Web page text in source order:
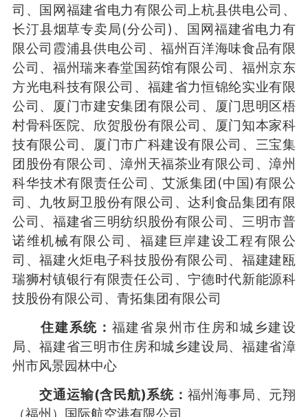
司、国网福建省电力有限公司上杭县供电公司、
长汀县烟草专卖局(分公司)、国网福建省电力有
限公司霞浦县供电公司、福州百洋海味食品有限
公司、福州瑞来春堂国药馆有限公司、福州京东
方光电科技有限公司、福建省力恒锦纶实业有限
公司、厦门市建安集团有限公司、厦门思明区梧
村骨科医院、欣贺股份有限公司、厦门知本家科
技有限公司、厦门市广科建设有限公司、三宝集
团股份有限公司、漳州天福茶业有限公司、漳州
科华技术有限责任公司、艾派集团(中国)有限公
司、九牧厨卫股份有限公司、达利食品集团有限
公司、福建省三明纺织股份有限公司、三明市普
诺维机械有限公司、福建巨岸建设工程有限公
司、福建火炬电子科技股份有限公司、福建建瓯
瑞狮村镇银行有限责任公司、宁德时代新能源科
技股份有限公司、青拓集团有限公司
住建系统： 福建省泉州市住房和城乡建设
局、福建省三明市住房和城乡建设局、福建省漳
州市风景园林中心
交通运输(含民航)系统： 福州海事局、元翔
（福州）国际航空港有限公司